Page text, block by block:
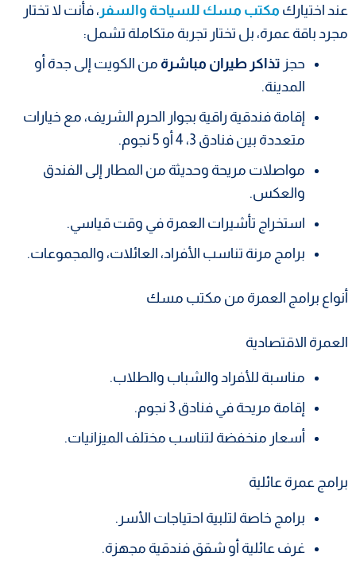
عند اختيارك مكتب مسك للسياحة والسفر ، فأنت لا تختار
مجرد باقة عمرة، بل تختار تجربة متكاملة تشمل:
حجز تذاكر طيران مباشرة من الكويت إلى جدة أو
المدينة.
إقامة فندقية راقية بجوار الحرم الشريف، مع خيارات
متعددة بين فنادق 3، 4 أو 5 نجوم.
مواصلات مريحة وحديثة من المطار إلى الفندق
والعكس.
استخراج تأشيرات العمرة في وقت قياسي.
برامج مرنة تناسب الأفراد، العائلات، والمجموعات.
أنواع برامج العمرة من مكتب مسك
العمرة الاقتصادية
مناسبة للأفراد والشباب والطلاب.
إقامة مريحة في فنادق 3 نجوم.
أسعار منخفضة لتناسب مختلف الميزانيات.
برامج عمرة عائلية
برامج خاصة لتلبية احتياجات الأسر.
غرف عائلية أو شقق فندقية مجهزة.